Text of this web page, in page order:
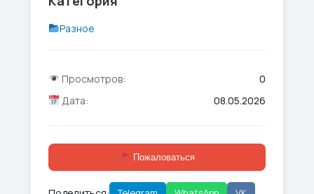
Разное
Просмотров:
0
Дата:
08.05.2026
Пожаловаться